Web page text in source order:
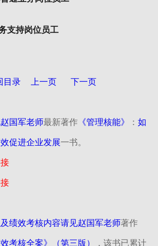
支持岗位员工
目录 上一页 下一页
国军老师最新著作《管理核能》 ： 如
促进企业发展一书。
绩效考核内容请见赵国军老师著作
考核全案》（第三版） ，该书已累计